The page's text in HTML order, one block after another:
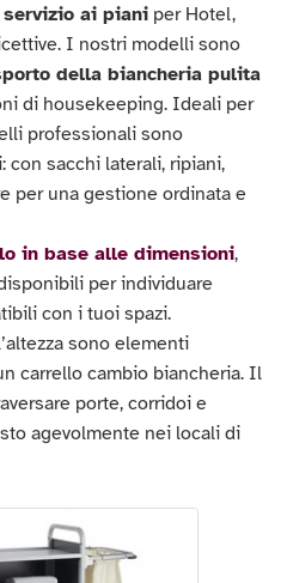
ai piani per Hotel,
I nostri modelli sono
della biancheria pulita
di housekeeping. Ideali per
professionali sono
sacchi laterali, ripiani,
per una gestione ordinata e
in base alle dimensioni,
per individuare
con i tuoi spazi.
sono elementi
carrello cambio biancheria. Il
porte, corridoi e
agevolmente nei locali di